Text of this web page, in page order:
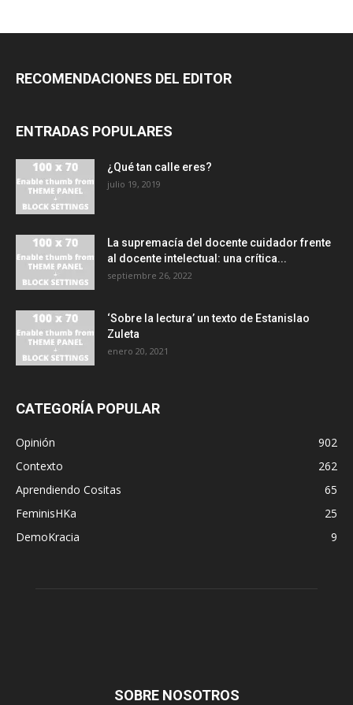
RECOMENDACIONES DEL EDITOR
ENTRADAS POPULARES
¿Qué tan calle eres?
julio 19, 2019
La supremacía del docente cuidador frente
al docente intelectual: una crítica...
septiembre 26, 2022
‘Sobre la lectura’ un texto de Estanislao
Zuleta
enero 20, 2021
CATEGORÍA POPULAR
Opinión
902
Contexto
262
Aprendiendo Cositas
65
FeminisHKa
25
DemoKracia
9
SOBRE NOSOTROS